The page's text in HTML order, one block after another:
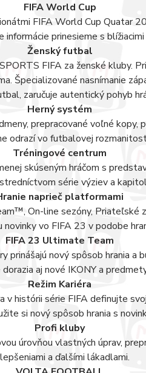
FIFA World Cup
FIFA World Cup Quatar
prinesieme s
Ženský futbal
FIFA za ženské kluby.
Špecializované nasnímanie
zaručuje autentický pohyb
Herný systém
prepracované voľné kopy,
odrazí vo futbalovej
Tréningové centrum
skúseným hráčom s
série výziev a
naprieč platformami
On-line sezóny, Priateľské
vo FIFA 23 v podobe
FIFA 23 Ultimate Team
nový spôsob hrania a
aj nové IKONY a
Režim Kariéra
v histórii série FIFA definujte
si nový spôsob hrania s
Profi kluby
úrovňou vlastných úprav,
a ďalšími lákadlami.